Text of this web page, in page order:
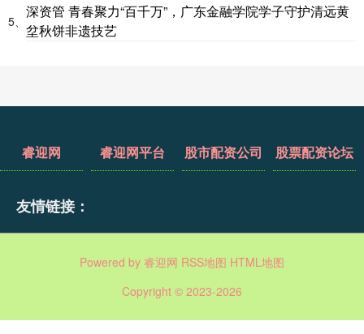
5、
深资管 青春聚力“百千万”，广东金融学院学子守护清远黄
坌秋饼非遗技艺
睿迎网 睿迎网平台 股市配资公司 股票配资论坛
友情链接：
Powered by 睿迎网 RSS地图 HTML地图
Copyright © 2023-2026